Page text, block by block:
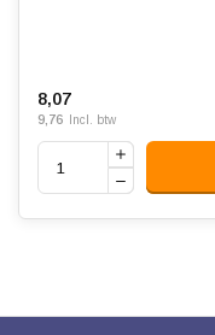
8,07
9,76 Incl. btw